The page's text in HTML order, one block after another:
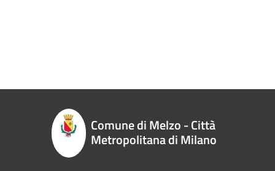
Comune di Melzo - Città
Metropolitana di Milano